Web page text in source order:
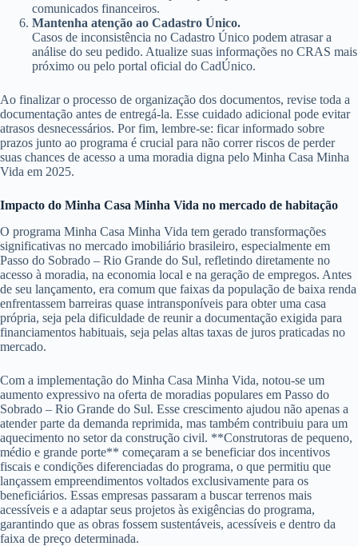
comunicados financeiros.
Mantenha atenção ao Cadastro Único.
Casos de inconsistência no Cadastro Único podem atrasar a
análise do seu pedido. Atualize suas informações no CRAS mais
próximo ou pelo portal oficial do CadÚnico.
Ao finalizar o processo de organização dos documentos, revise toda a
documentação antes de entregá-la. Esse cuidado adicional pode evitar
atrasos desnecessários. Por fim, lembre-se: ficar informado sobre
prazos junto ao programa é crucial para não correr riscos de perder
suas chances de acesso a uma moradia digna pelo Minha Casa Minha
Vida em 2025.
Impacto do Minha Casa Minha Vida no mercado de habitação
O programa Minha Casa Minha Vida tem gerado transformações
significativas no mercado imobiliário brasileiro, especialmente em
Passo do Sobrado – Rio Grande do Sul, refletindo diretamente no
acesso à moradia, na economia local e na geração de empregos. Antes
de seu lançamento, era comum que faixas da população de baixa renda
enfrentassem barreiras quase intransponíveis para obter uma casa
própria, seja pela dificuldade de reunir a documentação exigida para
financiamentos habituais, seja pelas altas taxas de juros praticadas no
mercado.
Com a implementação do Minha Casa Minha Vida, notou-se um
aumento expressivo na oferta de moradias populares em Passo do
Sobrado – Rio Grande do Sul. Esse crescimento ajudou não apenas a
atender parte da demanda reprimida, mas também contribuiu para um
aquecimento no setor da construção civil. **Construtoras de pequeno,
médio e grande porte** começaram a se beneficiar dos incentivos
fiscais e condições diferenciadas do programa, o que permitiu que
lançassem empreendimentos voltados exclusivamente para os
beneficiários. Essas empresas passaram a buscar terrenos mais
acessíveis e a adaptar seus projetos às exigências do programa,
garantindo que as obras fossem sustentáveis, acessíveis e dentro da
faixa de preço determinada.